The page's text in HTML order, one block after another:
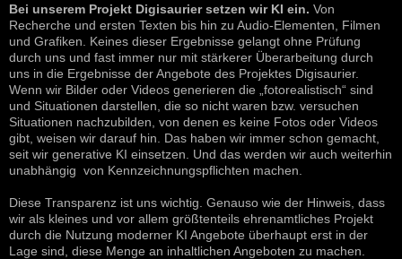
Bei unserem Projekt Digisaurier setzen wir KI ein. Von
Recherche und ersten Texten bis hin zu Audio-Elementen, Filmen
und Grafiken. Keines dieser Ergebnisse gelangt ohne Prüfung
durch uns und fast immer nur mit stärkerer Überarbeitung durch
uns in die Ergebnisse der Angebote des Projektes Digisaurier.
Wenn wir Bilder oder Videos generieren die „fotorealistisch“ sind
und Situationen darstellen, die so nicht waren bzw. versuchen
Situationen nachzubilden, von denen es keine Fotos oder Videos
gibt, weisen wir darauf hin. Das haben wir immer schon gemacht,
seit wir generative KI einsetzen. Und das werden wir auch weiterhin
unabhängig von Kennzeichnungspflichten machen.
Diese Transparenz ist uns wichtig. Genauso wie der Hinweis, dass
wir als kleines und vor allem größtenteils ehrenamtliches Projekt
durch die Nutzung moderner KI Angebote überhaupt erst in der
Lage sind, diese Menge an inhaltlichen Angeboten zu machen.